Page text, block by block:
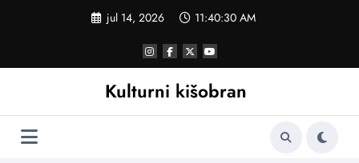
jul 14, 2026 11:40:30 AM
Kulturni kišobran